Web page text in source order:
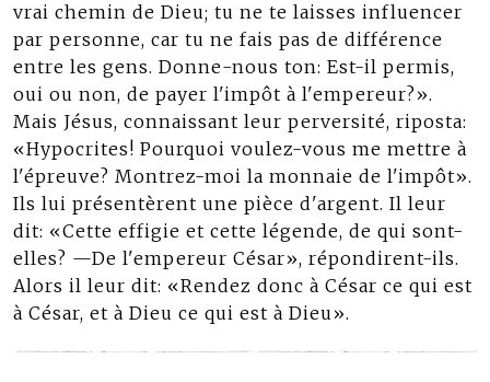
vrai chemin de Dieu; tu ne te laisses influencer
par personne, car tu ne fais pas de différence
entre les gens. Donne-nous ton: Est-il permis,
oui ou non, de payer l'impôt à l'empereur?».
Mais Jésus, connaissant leur perversité, riposta:
«Hypocrites! Pourquoi voulez-vous me mettre à
l'épreuve? Montrez-moi la monnaie de l'impôt».
Ils lui présentèrent une pièce d'argent. Il leur
dit: «Cette effigie et cette légende, de qui sont-
elles? —De l'empereur César», répondirent-ils.
Alors il leur dit: «Rendez donc à César ce qui est
à César, et à Dieu ce qui est à Dieu».